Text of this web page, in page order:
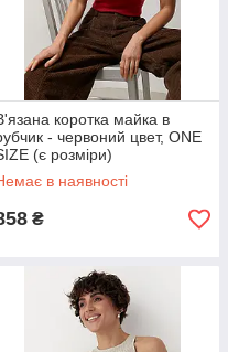
коротка майка в
- червоний цвет, ONE
(є розміри)
в наявності
₴